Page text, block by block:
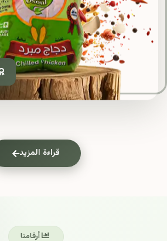
قراءة المزيد
أرقامنا